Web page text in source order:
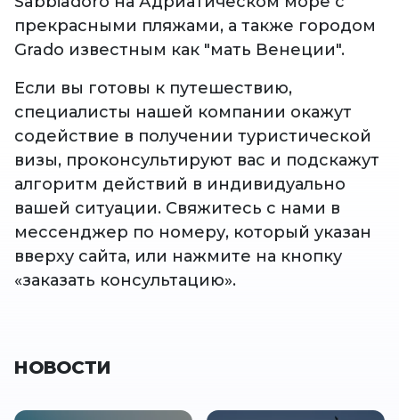
прекрасными пляжами, а также городом
Grado известным как "мать Венеции".
Если вы готовы к путешествию,
специалисты нашей компании окажут
содействие в получении туристической
визы, проконсультируют вас и подскажут
алгоритм действий в индивидуально
вашей ситуации. Свяжитесь с нами в
мессенджер по номеру, который указан
вверху сайта, или нажмите на кнопку
«заказать консультацию».
НОВОСТИ